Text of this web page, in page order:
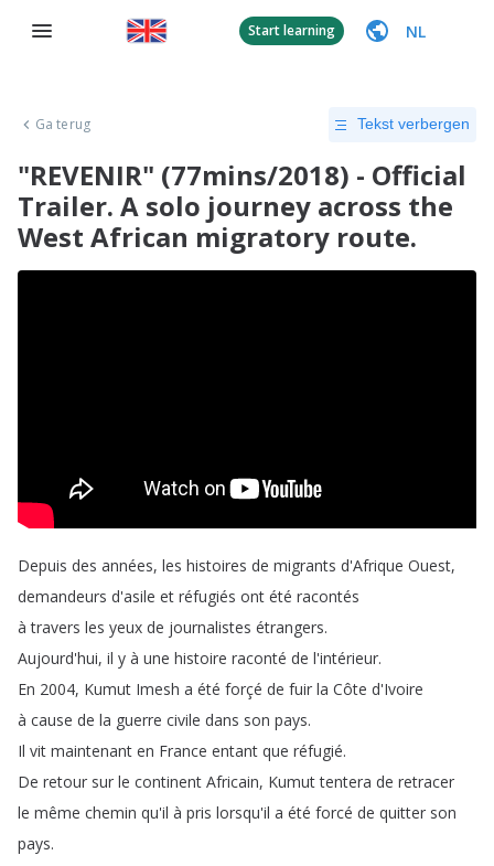
Start learning NL
Ga terug Tekst verbergen
"REVENIR" (77mins/2018) - Official
Trailer. A solo journey across the
West African migratory route.
Depuis des années, les histoires de migrants d'Afrique Ouest,
demandeurs d'asile et réfugiés ont été racontés
à travers les yeux de journalistes étrangers.
Aujourd'hui, il y à une histoire raconté de l'intérieur.
En 2004, Kumut Imesh a été forçé de fuir la Côte d'Ivoire
à cause de la guerre civile dans son pays.
Il vit maintenant en France entant que réfugié.
De retour sur le continent Africain, Kumut tentera de retracer
le même chemin qu'il à pris lorsqu'il a été forcé de quitter son
pays.